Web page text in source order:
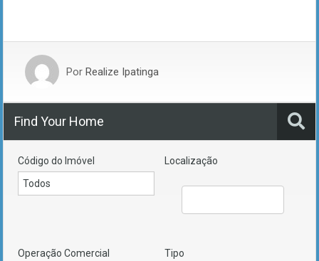
Por Realize Ipatinga
Find Your Home
Código do Imóvel Localização
Operação Comercial Tipo